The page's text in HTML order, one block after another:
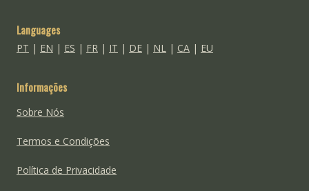
Languages
PT | EN | ES | FR| IT | DE| NL| CA| EU
Informações
Sobre Nós
Termos e Condições
Política de Privacidade